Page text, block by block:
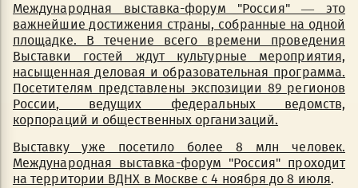
Международная выставка-форум "Россия" — это
важнейшие достижения страны, собранные на одной
площадке. В течение всего времени проведения
Выставки гостей ждут культурные мероприятия,
насыщенная деловая и образовательная программа.
Посетителям представлены экспозиции 89 регионов
России, ведущих федеральных ведомств,
корпораций и общественных организаций.
Выставку уже посетило более 8 млн человек.
Международная выставка-форум "Россия" проходит
на территории ВДНХ в Москве с 4 ноября до 8 июля.